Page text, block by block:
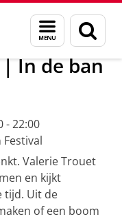
Menu
en
zoeken
In de ban
- 22:00
Valerie Trouet
en kijkt
tijd. Uit de
of een boom